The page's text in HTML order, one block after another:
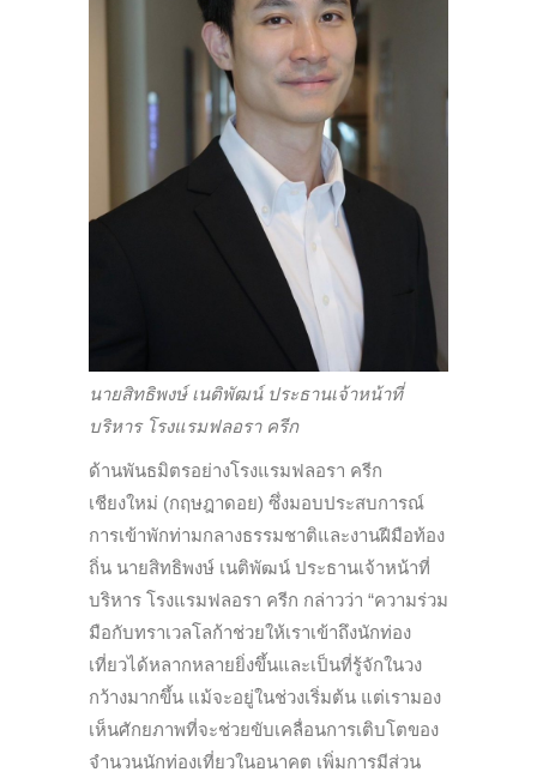
นายสิทธิพงษ์ เนติพัฒน์ ประธานเจ้าหน้าที่
บริหาร โรงแรมฟลอรา ครีก
ด้านพันธมิตรอย่างโรงแรมฟลอรา ครีก
เชียงใหม่ (กฤษฎาดอย) ซึ่งมอบประสบการณ์
การเข้าพักท่ามกลางธรรมชาติและงานฝีมือท้อง
ถิ่น นายสิทธิพงษ์ เนติพัฒน์ ประธานเจ้าหน้าที่
บริหาร โรงแรมฟลอรา ครีก กล่าวว่า “ความร่วม
มือกับทราเวลโลก้าช่วยให้เราเข้าถึงนักท่อง
เที่ยวได้หลากหลายยิ่งขึ้นและเป็นที่รู้จักในวง
กว้างมากขึ้น แม้จะอยู่ในช่วงเริ่มต้น แต่เรามอง
เห็นศักยภาพที่จะช่วยขับเคลื่อนการเติบโตของ
จำนวนนักท่องเที่ยวในอนาคต เพิ่มการมีส่วน